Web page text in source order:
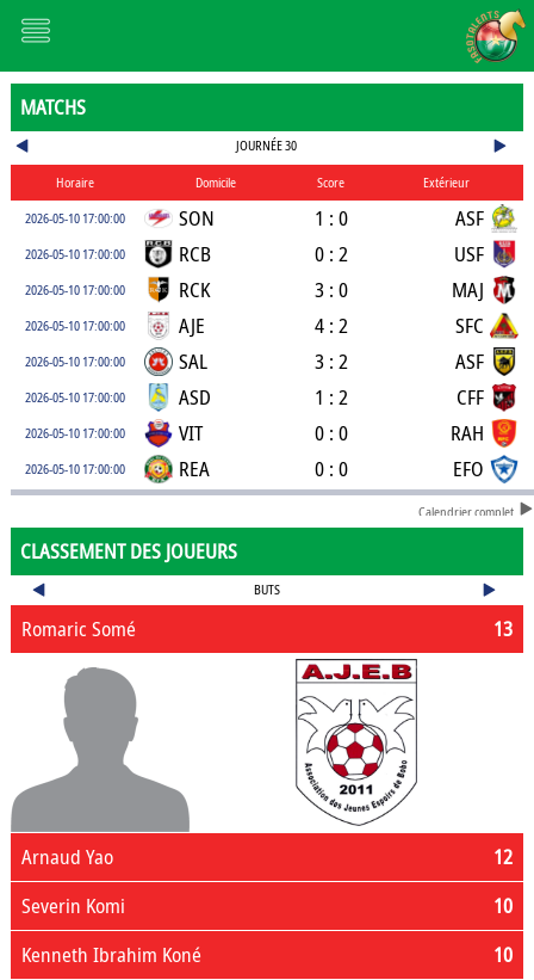
MATCHS
JOURNÉE 30
Horaire Domicile Score
Extérieur
2026-05-10 17:00:00
SON 1 : 0 ASF
2026-05-10 17:00:00 RCB 0 : 2 USF
2026-05-10 17:00:00 RCK 3 : 0 MAJ
2026-05-10 17:00:00 AJE 4 : 2 SFC
2026-05-10 17:00:00 SAL 3 : 2 ASF
2026-05-10 17:00:00 ASD 1 : 2 CFF
2026-05-10 17:00:00 VIT 0 : 0 RAH
2026-05-10 17:00:00 REA 0 : 0 EFO
Calendrier complet
CLASSEMENT DES JOUEURS
BUTS
13
Romaric Somé
12
Arnaud Yao
10
Severin Komi
10
Kenneth Ibrahim Koné